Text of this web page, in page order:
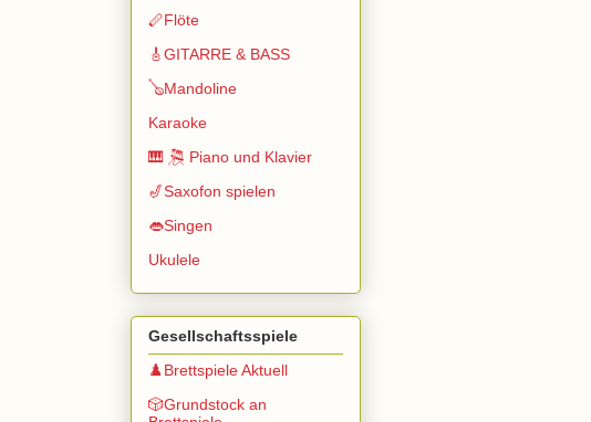
🪈Flöte
🎸GITARRE & BASS
🪕Mandoline
Karaoke
🎹 🎘 Piano und Klavier
🎷Saxofon spielen
👄Singen
Ukulele
Gesellschaftsspiele
♟️Brettspiele Aktuell
🎲Grundstock an